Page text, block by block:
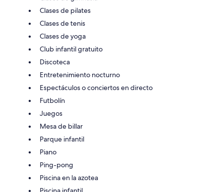
Clases de pilates
Clases de tenis
Clases de yoga
Club infantil gratuito
Discoteca
Entretenimiento nocturno
Espectáculos o conciertos en directo
Futbolín
Juegos
Mesa de billar
Parque infantil
Piano
Ping-pong
Piscina en la azotea